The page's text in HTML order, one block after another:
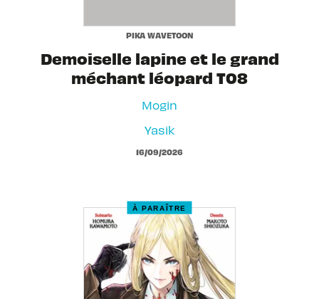
PIKA WAVETOON
Demoiselle lapine et le grand
méchant léopard T08
Mogin
Yasik
16/09/2026
À PARAÎTRE